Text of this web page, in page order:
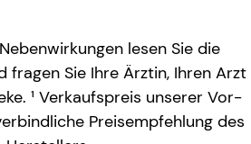
lesen Sie die
fragen Sie Ihre Ärztin, Ihren Arzt
¹ Verkaufspreis unserer Vor-
Preisempfehlung des